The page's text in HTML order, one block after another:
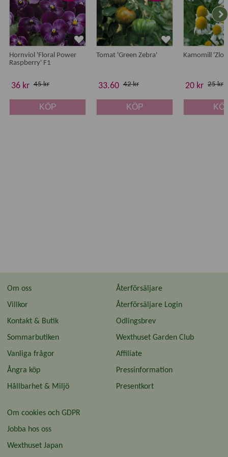
Härdighet:B
Antal: 20 frön
Hornviol 'Floral Power
Raspberry' F1
36 kr 45 kr
KÖP
Tomat 'Green Zebra'
33.60 42 kr
KÖP
Kamomill
20 kr 25 kr
Om oss
Villkor
Kontakt & Butik
Sommarbutiken
Vanliga frågor
Ångra köp
Hållbarhet & Miljö
Återförsäljare
Återförsäljare Login
Odlingsbrev
Wexthuset Garden Club
Affiliate
Pressinformation
Presentkort
Om cookies och GDPR
Jobba hos oss
Wexthuset Japan